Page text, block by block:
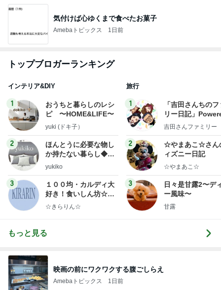
気付けば心ゆくまで食べたお菓子
Amebaトピックス 1日前
トップブロガーランキング
インテリア&DIY
1
おうちと暮らしのレシ
ピ 〜HOME&LIFE〜
yuki (ドキ子）
2
ほんとうに必要な物し
か持たない暮らし◆Ke
ep Life Simple◆〜イ
yukiko
3
１００均・カルディ大
好き！食いしん坊☆き
らりん☆のブログ
☆きらりん☆
旅行
1
「吉田さんちの
リー日記」
y Ameba 吉田さ
ログ
吉田さんファミリー
2
☆やまあこ☆さん
ィズニー日記
☆やまあこ☆
3
日々是甘露2〜デ
ー風味〜
甘露
もっと見る
映画の前にワクワクする腹ごしらえ
Amebaトピックス 1日前